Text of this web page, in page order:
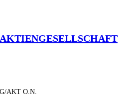
AKT O.N.